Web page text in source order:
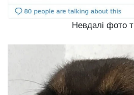
Невдалі фото